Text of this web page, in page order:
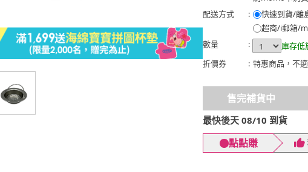
配送方式
:
快速到貨/離
超商/i郵箱/
數量
:
庫存低
折價券
: 特惠商品，不
售完補貨中
最快後天 08/10 到貨
點點賺